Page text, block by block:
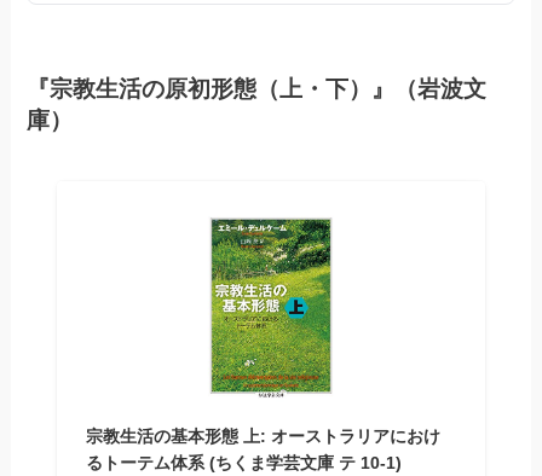
『宗教生活の原初形態（上・下）』（岩波文
庫）
宗教生活の基本形態 上: オーストラリアにおけ
るトーテム体系 (ちくま学芸文庫 テ 10-1)